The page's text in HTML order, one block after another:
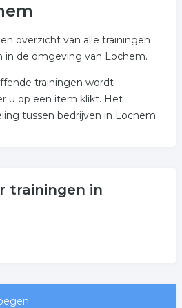
overzicht van alle trainingen
in de omgeving van Lochem.
trainingen wordt
u op een item klikt. Het
tussen bedrijven in Lochem
trainingen in